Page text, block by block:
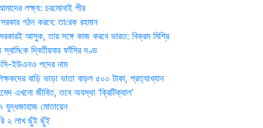
লক্ষ্য: চরমোনাই পীর
গঠন করবে: তা‌রেক রহমান
আসুক, তার সঙ্গে কাজ করবে ভারত: বিক্রম মিশ্রি
দ্বিতীয়বার ফাঁসির দণ্ড
ইউএনও পদের নাম
বাড়ি ভাড়া ভাতা বাড়ল ৫০০ টাকা, প্রত্যাখ্যান
এখনো জীবিত, তবে অবস্থা ‘ক্রিটিক্যাল’
যুদ্ধজাহাজ মোতায়েন
২ লাখ ছুঁই ছুঁই